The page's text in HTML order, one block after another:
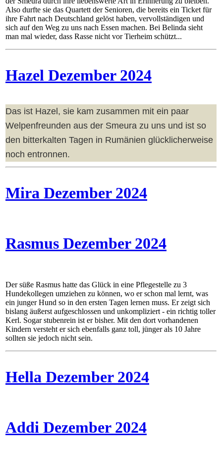
Also durfte sie das Quartett der Senioren, die bereits ein Ticket für
ihre Fahrt nach Deutschland gelöst haben, vervollständigen und
sich auf den Weg zu uns nach Essen machen. Bei Belinda sieht
man mal wieder, dass Rasse nicht vor Tierheim schützt...
Hazel Dezember 2024
Das ist Hazel, sie kam zusammen mit ein paar
Welpenfreunden aus der Smeura zu uns und ist so
den bitterkalten Tagen in Rumänien glücklicherweise
noch entronnen.
Mira Dezember 2024
Rasmus Dezember 2024
Der süße Rasmus hatte das Glück in eine Pflegestelle zu 3
Hundekollegen umziehen zu können, wo er schon mal lernt, was
ein junger Hund so in den ersten Tagen lernen muss. Er zeigt sich
bislang äußerst aufgeschlossen und unkompliziert - ein richtig toller
Kerl. Sogar stubenrein ist er bisher. Mit den dort vorhandenen
Kindern versteht er sich ebenfalls ganz toll, jünger als 10 Jahre
sollten sie jedoch nicht sein.
Hella Dezember 2024
Addi Dezember 2024